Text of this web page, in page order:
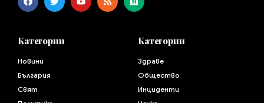
Категории
Новини
България
Свят
Категории
Здраве
Общество
Инциденти